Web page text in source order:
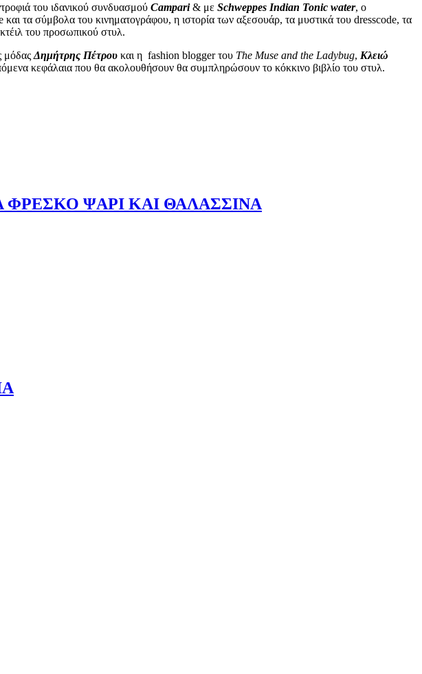
του ιδανικού συνδυασμού Campari& με Schweppes Indian Tonic water, ο
τα σύμβολα του κινηματογράφου, η ιστορία των αξεσουάρ, τα μυστικά του dresscode, τα
του προσωπικού στυλ.
μόδας Δημήτρης Πέτρου και η fashion blogger του The Muse and the Ladybug, Κλειώ
κεφάλαια που θα ακολουθήσουν θα συμπληρώσουν το κόκκινο βιβλίο του στυλ.
ΦΡΕΣΚΟ ΨΑΡΙ ΚΑΙ ΘΑΛΑΣΣΙΝΑ